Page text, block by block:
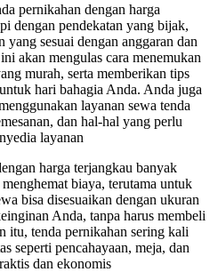
pernikahan dengan harga
dengan pendekatan yang bijak,
sesuai dengan anggaran dan
akan mengulas cara menemukan
murah, serta memberikan tips
hari bahagia Anda. Anda juga
layanan sewa tenda
dan hal-hal yang perlu
layanan
harga terjangkau banyak
biaya, terutama untuk
bisa disesuaikan dengan ukuran
Anda, tanpa harus membeli
itu, tenda pernikahan sering kali
seperti pencahayaan, meja, dan
dan ekonomis